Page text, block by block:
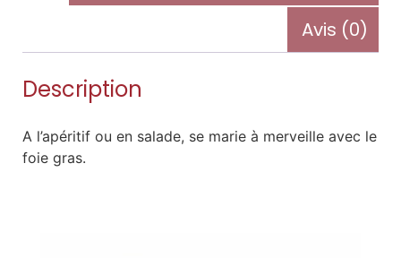
Avis (0)
Description
A l’apéritif ou en salade, se marie à merveille avec le
foie gras.